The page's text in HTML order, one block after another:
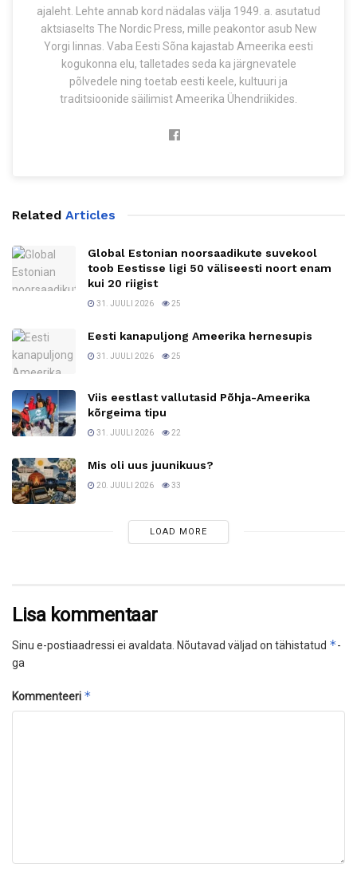
ajaleht. Lehte annab kord nädalas välja 1949. a. asutatud
aktsiaselts The Nordic Press, mille peakontor asub New
Yorgi linnas. Vaba Eesti Sõna kajastab Ameerika eesti
kogukonna elu, talletades seda ka järgnevatele
põlvedele ning toetab eesti keele, kultuuri ja
traditsioonide säilimist Ameerika Ühendriikides.
Related Articles
Global Estonian noorsaadikute suvekool
toob Eestisse ligi 50 väliseesti noort enam
kui 20 riigist
31. JUULI 2026 25
Eesti kanapuljong Ameerika hernesupis
31. JUULI 2026 25
Viis eestlast vallutasid Põhja-Ameerika
kõrgeima tipu
31. JUULI 2026 22
Mis oli uus juunikuus?
20. JUULI 2026 33
LOAD MORE
Lisa kommentaar
Sinu e-postiaadressi ei avaldata. Nõutavad väljad on tähistatud *-
ga
Kommenteeri *